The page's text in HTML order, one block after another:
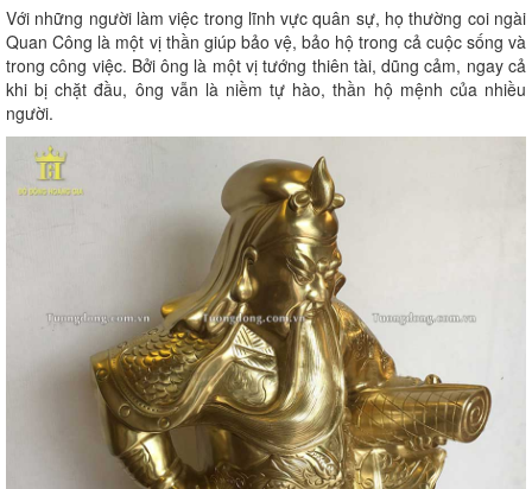
Với những người làm việc trong lĩnh vực quân sự, họ thường coi ngài
Quan Công là một vị thần giúp bảo vệ, bảo hộ trong cả cuộc sống và
trong công việc. Bởi ông là một vị tướng thiên tài, dũng cảm, ngay cả
khi bị chặt đầu, ông vẫn là niềm tự hào, thần hộ mệnh của nhiều
người.